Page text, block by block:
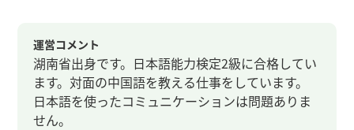
運営コメント
湖南省出身です。日本語能力検定2級に合格してい
ます。対面の中国語を教える仕事をしています。
日本語を使ったコミュニケーションは問題ありま
せん。